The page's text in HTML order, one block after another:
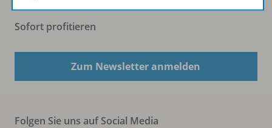
Sofort profitieren
Zum Newsletter anmelden
Folgen Sie uns auf Social Media